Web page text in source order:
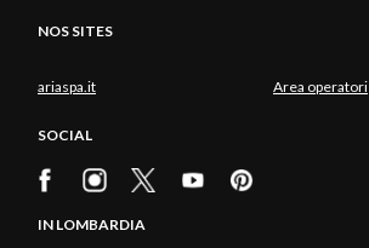
NOS SITES
ariaspa.it Area operatori
SOCIAL
IN LOMBARDIA